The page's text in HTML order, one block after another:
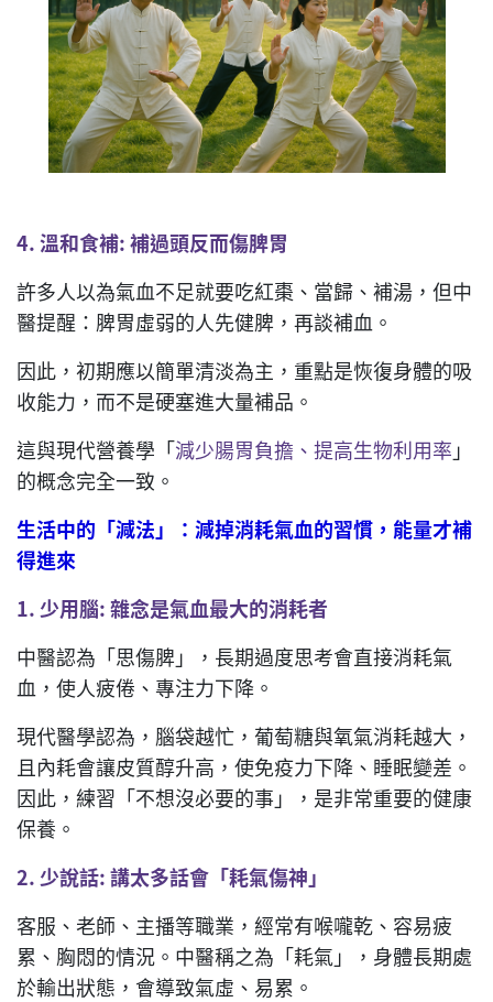
4.溫和食補:補過頭反而傷脾胃
許多人以為氣血不足就要吃紅棗、當歸、補湯，但中
醫提醒：脾胃虛弱的人先健脾，再談補血。
因此，初期應以簡單清淡為主，重點是恢復身體的吸
收能力，而不是硬塞進大量補品。
這與現代營養學「減少腸胃負擔、提高生物利用率 」
的概念完全一致。
生活中的「減法」：減掉消耗氣血的習慣，能量才補
得進來
1. 少用腦:雜念是氣血最大的消耗者
中醫認為「思傷脾」，長期過度思考會直接消耗氣
血，使人疲倦、專注力下降。
現代醫學認為，腦袋越忙，葡萄糖與氧氣消耗越大，
且內耗會讓皮質醇升高，使免疫力下降、睡眠變差。
因此，練習「不想沒必要的事」，是非常重要的健康
保養。
2. 少說話:講太多話會「耗氣傷神」
客服、老師、主播等職業，經常有喉嚨乾、容易疲
累、胸悶的情況。中醫稱之為「耗氣」，身體長期處
於輸出狀態，會導致氣虛、易累。